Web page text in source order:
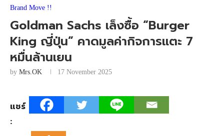
Brand Move !!
Goldman Sachs เล็งซื้อ “Burger
King ญี่ปุ่น” คาดมูลค่ากิจการแตะ 7
หมื่นล้านเยน
by Mrs.OK 17 November 2025
แชร์
: